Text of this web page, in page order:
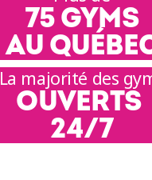
75 GYMS
AU
La majorité des
OUVERTS
24/7